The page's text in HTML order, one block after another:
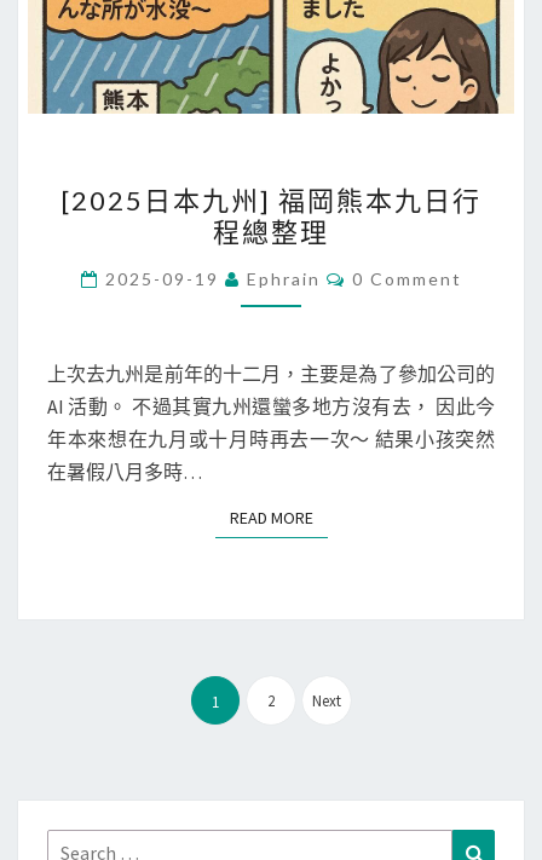
送
2
0
2
5
本
九
州
岡
行
整
理
[2025日本九州] 福岡熊本九日行
程總整理
2025-09-19 Ephrain
C
N
T
S
0 Comment
上次去九州是前年的十二月，主要是為了參加公司的
AI 活動。 不過其實九州還蠻多地方沒有去， 因此今
年本來想在九月或十月時再去一次～ 結果小孩突然
在暑假八月多時…
READ MOREREAD MORE
文
章
1 2 Next
Search